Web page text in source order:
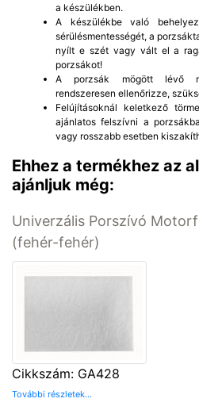
a készülékben.
A készülékbe való
sérülésmentességét, a
nyílt e szét vagy vált el a
porzsákot!
A porzsák mögött lévő
rendszeresen ellenőrizze,
Felújításoknál keletkező
ajánlatos felszívni a
vagy rosszabb esetben
Ehhez a termékhez az
ajánljuk még:
Univerzális Porszívó
(fehér-fehér)
Cikkszám: GA428
További részletek...